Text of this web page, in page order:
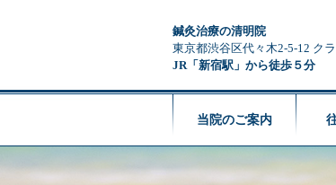
鍼灸治療の清明院
東京都渋谷区代々木2-5-12 ク
JR「新宿駅」から徒歩５分
当院のご案内